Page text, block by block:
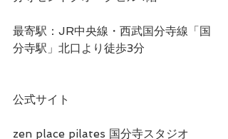
最寄駅：JR中央線・西武国分寺線「国
分寺駅」北口より徒歩3分
公式サイト
zen place pilates 国分寺スタジオ